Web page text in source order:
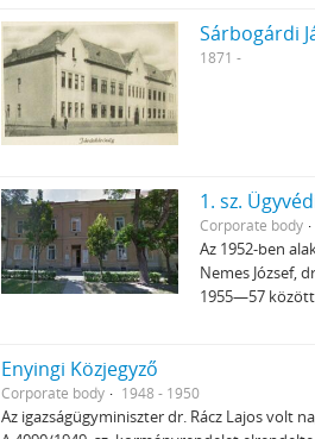
Sárbogárdi
1871 -
1. sz.
Corporate body
Az 1952-ben
Nemes József,
1955—57
Enyingi Közjegyző
Corporate body 1948 - 1950
Az igazságügyminiszter dr. Rácz Lajos volt